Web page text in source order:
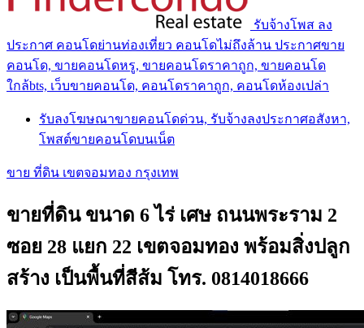
รับจ้างโพส ลง
ประกาศ คอนโดย่านท่องเที่ยว คอนโดไม่ถึงล้าน ประกาศขาย
คอนโด, ขายคอนโดหรู, ขายคอนโดราคาถูก, ขายคอนโด
ใกล้bts, เว็บขายคอนโด, คอนโดราคาถูก, คอนโดห้องเปล่า
รับลงโฆษณาขายคอนโดด่วน, รับจ้างลงประกาศอสังหา,
โพสต์ขายคอนโดบนเน็ต
ขาย ที่ดิน เขตจอมทอง กรุงเทพ
ขายที่ดิน ขนาด 6 ไร่ เศษ ถนนพระราม 2
ซอย 28 แยก 22 เขตจอมทอง พร้อมสิ่งปลูก
สร้าง เป็นพื้นที่สีส้ม โทร. 0814018666